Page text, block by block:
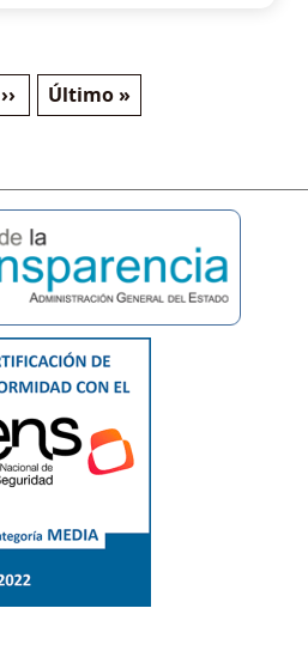
Next page
›› Last page
Último »